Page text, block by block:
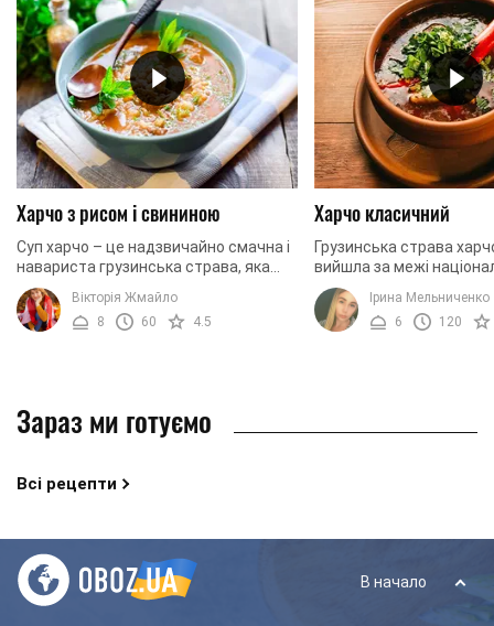
Харчо з рисом і свининою
Суп харчо – це надзвичайно смачна і
навариста грузинська страва, яка
завдяки своїй оригінальності стала
відомою практично в усьому світі.
Традиційно ...
Вікторія Жмайло
8
60 4.5
Харчо класичний
Грузинська страва
вийшла за межі
Мало хто може
наваристим, густим,
неймовірно смачним ...
Ірина Мельниченко
6
120
Зараз ми готуємо
Всі рецепти
В начало